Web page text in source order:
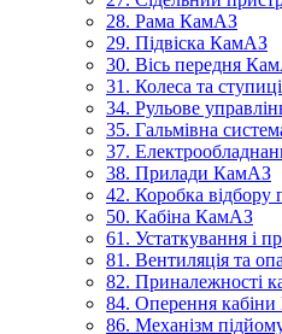
28. Рама КамАЗ
29. Підвіска КамАЗ
30. Вісь передня
31. Колеса та
34. Рульове
35. Гальмівна
37.
38. Прилади КамАЗ
42. Коробка
50. Кабіна КамАЗ
61. Устаткування і
81. Вентиляція та
82. Приналежності
84. Оперення
86. Механізм